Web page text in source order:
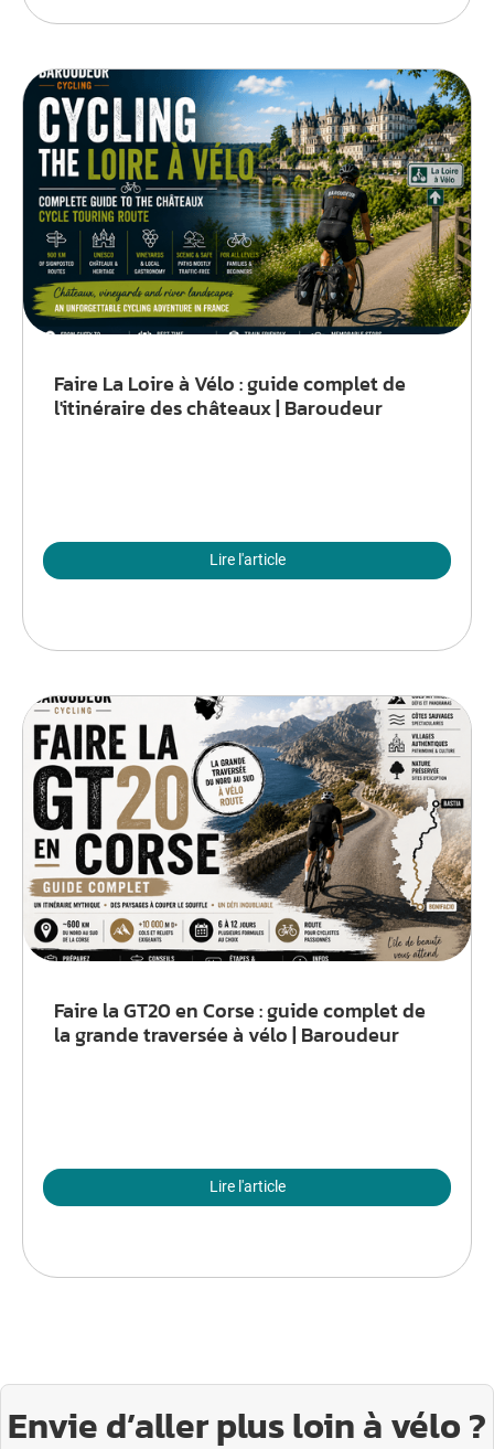
Faire La Loire à Vélo : guide complet de
l'itinéraire des châteaux | Baroudeur
Lire l'article
Faire la GT20 en Corse : guide complet de
la grande traversée à vélo | Baroudeur
Lire l'article
Envie d’aller plus loin à vélo ?